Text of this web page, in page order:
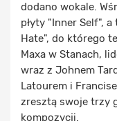
dodano wokale.
płyty "Inner Self",
Hate", do którego
Maxa w Stanach,
wraz z Johnem
Latourem i
zresztą swoje trzy
kompozycji.